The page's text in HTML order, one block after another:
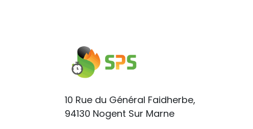
10 Rue du Général Faidherbe,
94130 Nogent Sur Marne